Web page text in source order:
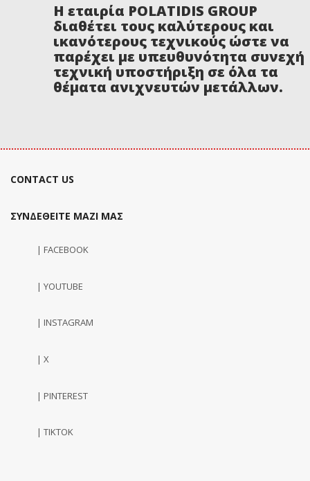
Η εταιρία POLATIDIS GROUP
διαθέτει τους καλύτερους και
ικανότερους τεχνικούς ώστε να
παρέχει με υπευθυνότητα συνεχή
τεχνική υποστήριξη σε όλα τα
θέματα ανιχνευτών μετάλλων.
CONTACT US
ΣΥΝΔΕΘΕΙΤΕ ΜΑΖΙ ΜΑΣ
| FACEBOOK
| YOUTUBE
| INSTAGRAM
| X
| PINTEREST
| TIKTOK